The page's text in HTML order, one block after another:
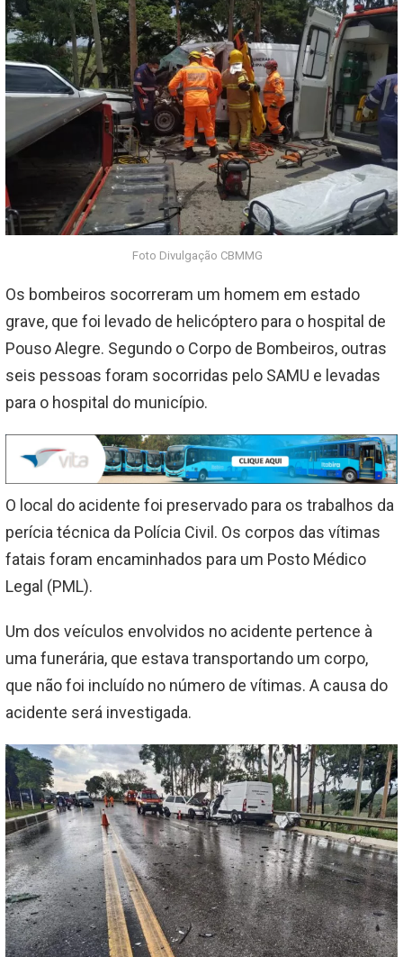
Foto Divulgação CBMMG
Os bombeiros socorreram um homem em estado
grave, que foi levado de helicóptero para o hospital de
Pouso Alegre. Segundo o Corpo de Bombeiros, outras
seis pessoas foram socorridas pelo SAMU e levadas
para o hospital do município.
O local do acidente foi preservado para os trabalhos da
perícia técnica da Polícia Civil. Os corpos das vítimas
fatais foram encaminhados para um Posto Médico
Legal (PML).
Um dos veículos envolvidos no acidente pertence à
uma funerária, que estava transportando um corpo,
que não foi incluído no número de vítimas. A causa do
acidente será investigada.